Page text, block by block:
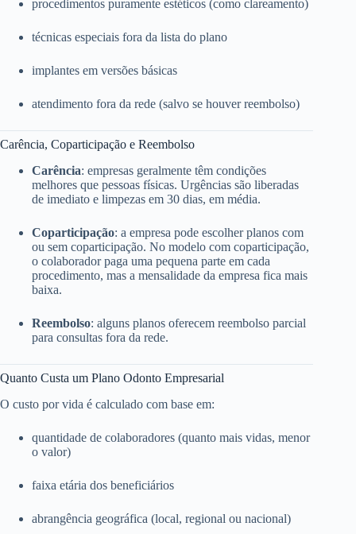
procedimentos puramente estéticos (como clareamento)
técnicas especiais fora da lista do plano
implantes em versões básicas
atendimento fora da rede (salvo se houver reembolso)
Carência, Coparticipação e Reembolso
Carência: empresas geralmente têm condições
melhores que pessoas físicas. Urgências são liberadas
de imediato e limpezas em 30 dias, em média.
Coparticipação: a empresa pode escolher planos com
ou sem coparticipação. No modelo com coparticipação,
o colaborador paga uma pequena parte em cada
procedimento, mas a mensalidade da empresa fica mais
baixa.
Reembolso: alguns planos oferecem reembolso parcial
para consultas fora da rede.
Quanto Custa um Plano Odonto Empresarial
O custo por vida é calculado com base em:
quantidade de colaboradores (quanto mais vidas, menor
o valor)
faixa etária dos beneficiários
abrangência geográfica (local, regional ou nacional)